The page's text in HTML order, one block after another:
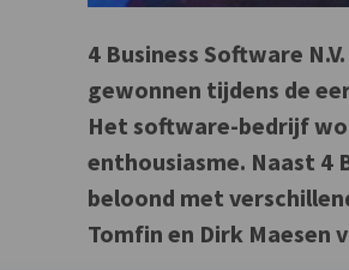
4 Business Software
gewonnen tijdens de
Het software-bedrijf
enthousiasme. Naast 4
beloond met
Tomfin en Dirk Maesen